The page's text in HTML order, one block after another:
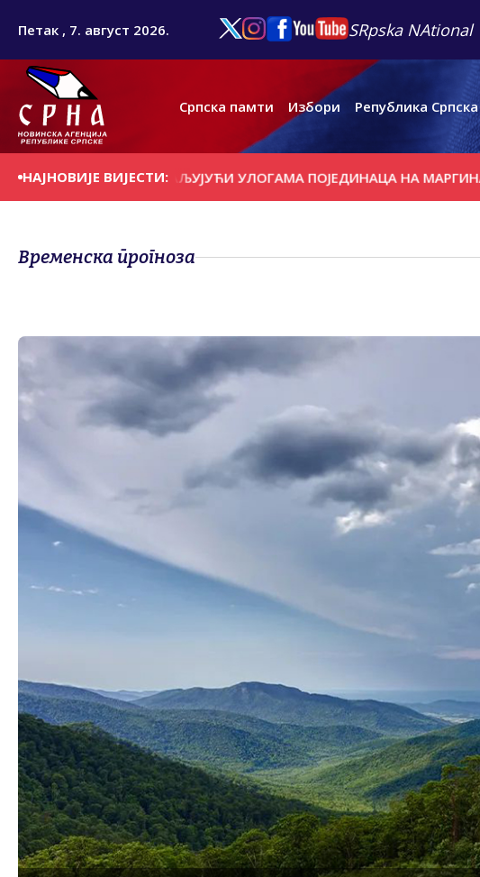
Петак , 7. август 2026. SRpska NAtional
Српска памти Избори Република Српска
НАЈНОВИЈЕ ВИЈЕСТИ:
- СЛАВАН ЗАХВАЉУЈУЋИ УЛОГАМА ПОЈЕДИНАЦА НА МАРГИНАМА
Временска прогноза